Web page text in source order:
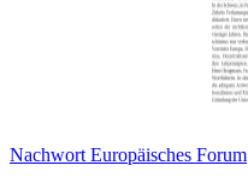
Nachwort Europäisches Forum